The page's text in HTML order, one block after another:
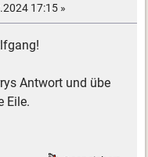
17:15 »
Antwort und übe
Eile.